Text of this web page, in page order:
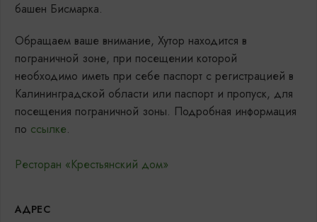
башен Бисмарка.
Обращаем ваше внимание, Хутор находится в
пограничной зоне, при посещении которой
необходимо иметь при себе паспорт с регистрацией в
Калининградской области или паспорт и пропуск, для
посещения пограничной зоны. Подробная информация
по ссылке.
Ресторан «Крестьянский дом»
АДРЕС